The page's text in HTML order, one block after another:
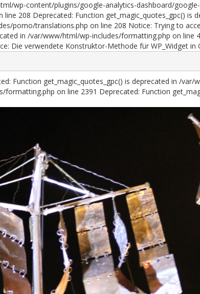
wp-content/plugins/google-analytics-dashboard/
208 Deprecated: Function get_magic_quotes_gpc()
pomo/translations.php on line 208 Notice: Trying to
in /var/www/html/wp-includes/formatting.php on line
Die verwendete Konstruktor-Methode für WP_Widget in
Function get_magic_quotes_gpc() is deprecated in /
formatting.php on line 2391 Deprecated: Function